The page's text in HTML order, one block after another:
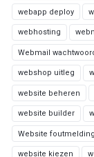
webapp deploy
webhosting
Webmail
webshop uitleg
website beheren
website builder
Website foutmelding
website kiezen